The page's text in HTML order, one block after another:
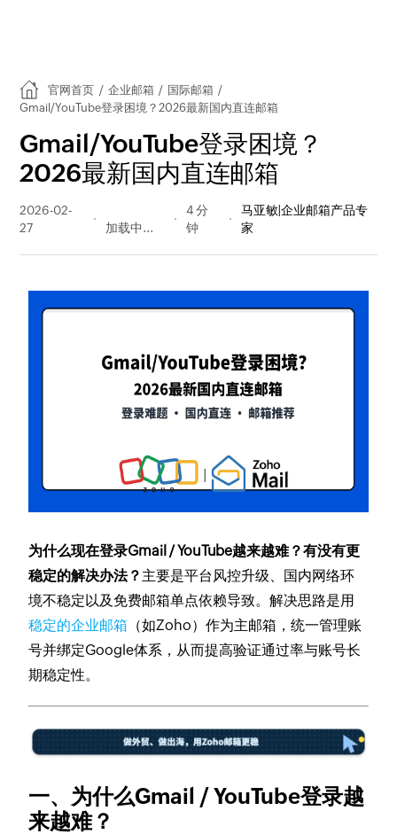
官网首页 / 企业邮箱 / 国际邮箱 /
Gmail/YouTube登录困境？2026最新国内直连邮箱
Gmail/YouTube登录困境？
2026最新国内直连邮箱
2026-02-
27
量
4 分
钟
马亚敏|企业邮箱产品专
家
为什么现在登录Gmail / YouTube越来越难？有没有更
稳定的解决办法？ 主要是平台风控升级、国内网络环
境不稳定以及免费邮箱单点依赖导致。解决思路是用
稳定的企业邮箱 （如Zoho）作为主邮箱，统一管理账
号并绑定Google体系，从而提高验证通过率与账号长
期稳定性。
一、为什么Gmail / YouTube登录越
来越难？